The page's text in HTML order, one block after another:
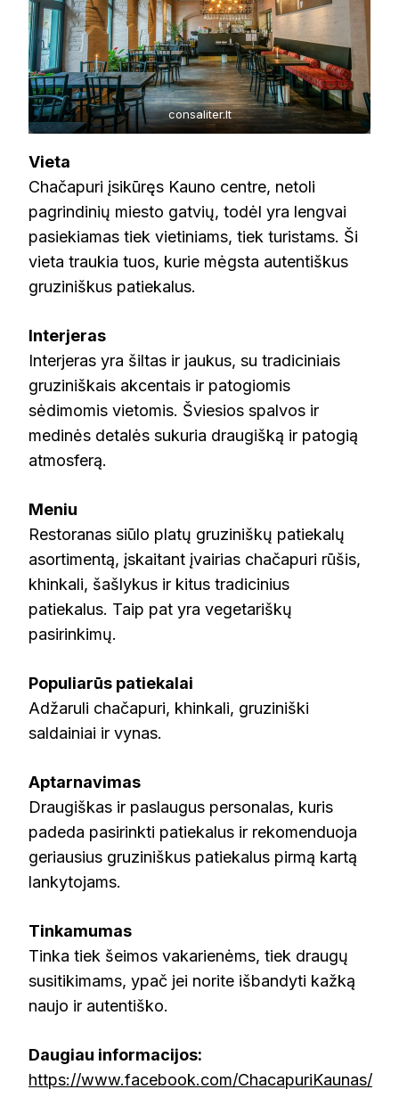
consaliter.lt
Vieta
Chačapuri įsikūręs Kauno centre, netoli
pagrindinių miesto gatvių, todėl yra lengvai
pasiekiamas tiek vietiniams, tiek turistams. Ši
vieta traukia tuos, kurie mėgsta autentiškus
gruziniškus patiekalus.
Interjeras
Interjeras yra šiltas ir jaukus, su tradiciniais
gruziniškais akcentais ir patogiomis
sėdimomis vietomis. Šviesios spalvos ir
medinės detalės sukuria draugišką ir patogią
atmosferą.
Meniu
Restoranas siūlo platų gruziniškų patiekalų
asortimentą, įskaitant įvairias chačapuri rūšis,
khinkali, šašlykus ir kitus tradicinius
patiekalus. Taip pat yra vegetariškų
pasirinkimų.
Populiarūs patiekalai
Adžaruli chačapuri, khinkali, gruziniški
saldainiai ir vynas.
Aptarnavimas
Draugiškas ir paslaugus personalas, kuris
padeda pasirinkti patiekalus ir rekomenduoja
geriausius gruziniškus patiekalus pirmą kartą
lankytojams.
Tinkamumas
Tinka tiek šeimos vakarienėms, tiek draugų
susitikimams, ypač jei norite išbandyti kažką
naujo ir autentiško.
Daugiau informacijos:
https://www.facebook.com/ChacapuriKaunas/